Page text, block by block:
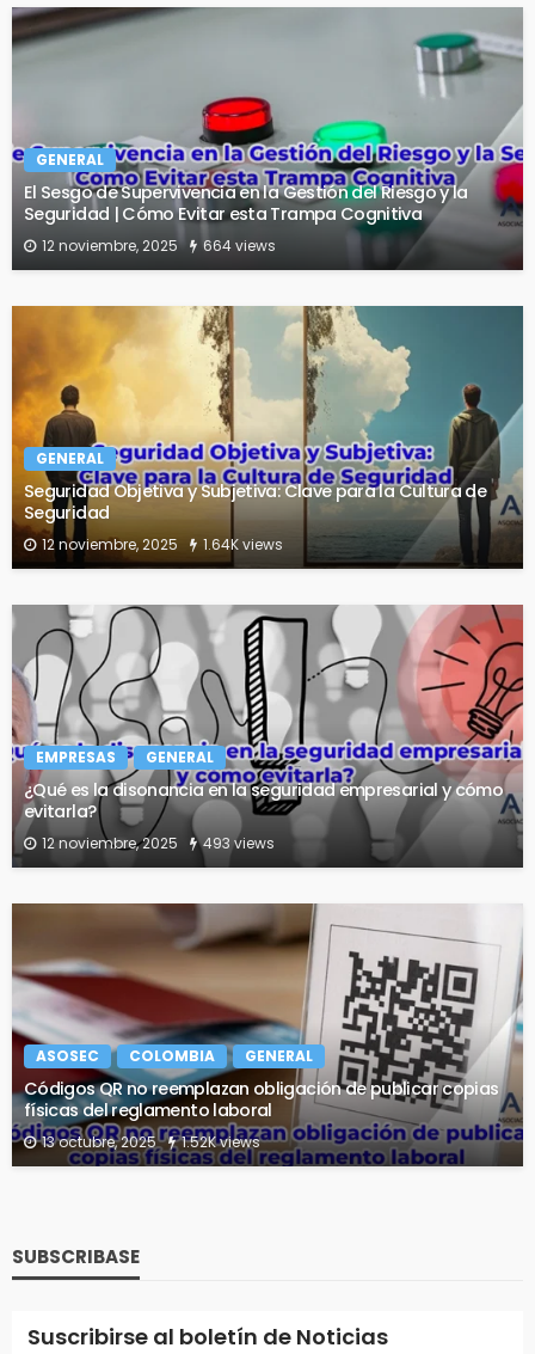
GENERAL
El Sesgo de Supervivencia en la Gestión del Riesgo y la
Seguridad | Cómo Evitar esta Trampa Cognitiva
12 noviembre, 2025 664 views
GENERAL
Seguridad Objetiva y Subjetiva: Clave para la Cultura de
Seguridad
12 noviembre, 2025 1.64K views
EMPRESAS GENERAL
¿Qué es la disonancia en la seguridad empresarial y cómo
evitarla?
12 noviembre, 2025 493 views
ASOSEC COLOMBIA GENERAL
Códigos QR no reemplazan obligación de publicar copias
físicas del reglamento laboral
13 octubre, 2025 1.52K views
SUBSCRIBASE
Suscribirse al boletín de Noticias